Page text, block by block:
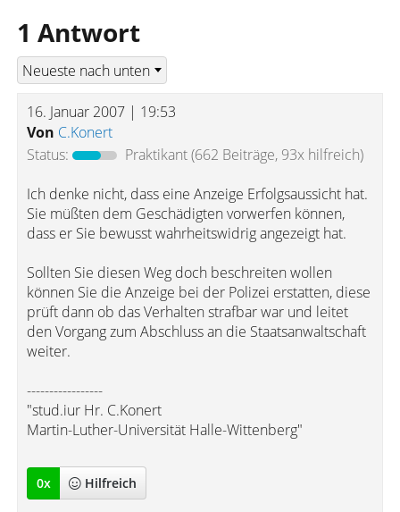
1 Antwort
16. Januar 2007 | 19:53
Von C.Konert
Status:
Praktikant(662 Beiträge, 93x hilfreich)
Ich denke nicht, dass eine Anzeige Erfolgsaussicht hat.
Sie müßten dem Geschädigten vorwerfen können,
dass er Sie bewusst wahrheitswidrig angezeigt hat.
Sollten Sie diesen Weg doch beschreiten wollen
können Sie die Anzeige bei der Polizei erstatten, diese
prüft dann ob das Verhalten strafbar war und leitet
den Vorgang zum Abschluss an die Staatsanwaltschaft
weiter.
-----------------
"stud.iur Hr. C.Konert
Martin-Luther-Universität Halle-Wittenberg"
0x Hilfreich